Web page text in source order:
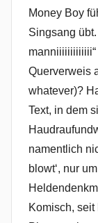
Money Boy
Singsang
Querverweis
whatever)?
Text, in dem
namentlich
blowt‘, nur
Komisch,